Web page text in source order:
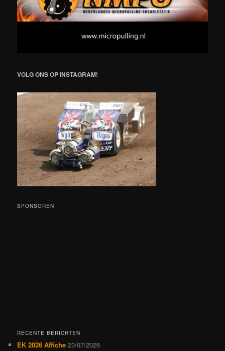
VOLG ONS OP INSTAGRAM!
SPONSOREN
RECENTE BERICHTEN
EK 2026 Affiche 23/07/2026